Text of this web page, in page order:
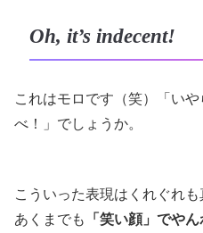
Oh, it’s indecent!
これはモロです（笑）「い
べ！」でしょうか。
こういった表現はくれぐれ
あくまでも
「笑い顔」でやん